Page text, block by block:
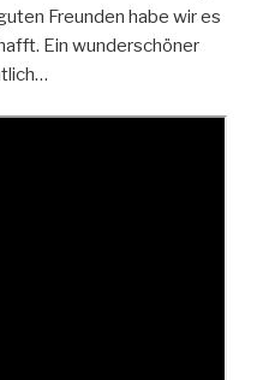
Freunden habe wir es
Ein wunderschöner